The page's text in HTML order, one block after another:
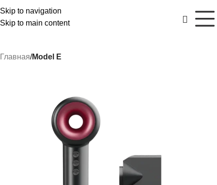
Skip to navigation
Skip to main content
Главная Model E